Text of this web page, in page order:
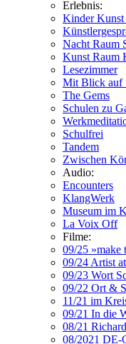
Erlebnis:
Kinder
Nacht Raum
Kunst Raum
Lesezimmer
Mit Blick
The Gems
Schulen zu
Schulfrei
Tandem
Zwischen
Audio:
Encounters
KlangWerk
Museum im
La Voix Off
Filme:
09/25 »make
09/24 Artist
09/23 Wort
09/22 Ort &
11/21 im
09/21 In die
08/21
08/2021 DE-